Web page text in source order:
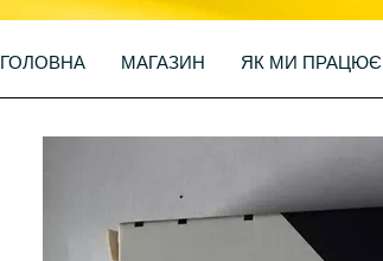
ГОЛОВНА МАГАЗИН ЯК МИ